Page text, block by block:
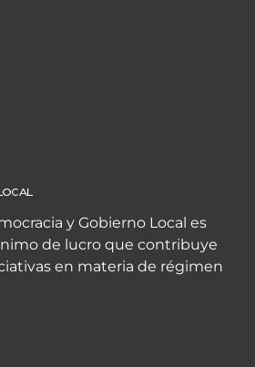
y Gobierno Local es
de lucro que contribuye
en materia de régimen